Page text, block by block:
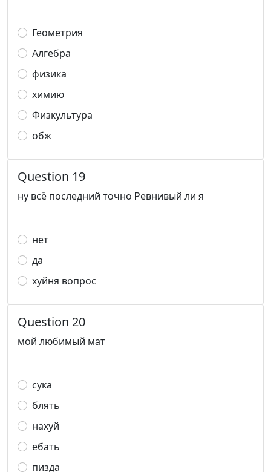
Геометрия
Алгебра
физика
химию
Физкультура
обж
Question 19
ну всё последний точно Ревнивый ли я
нет
да
хуйня вопрос
Question 20
мой любимый мат
сука
блять
нахуй
ебать
пизда